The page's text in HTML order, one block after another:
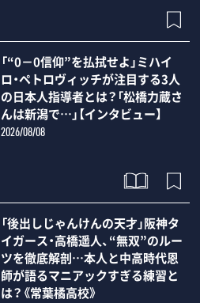
「“0－0信仰”を払拭せよ」ミハイ
ロ・ペトロヴィッチが注目する3人
の日本人指導者とは？「松橋力蔵さ
んは新潟で…」【インタビュー】
2026/08/08
「後出しじゃんけんの天才」阪神タ
イガース・高橋遥人、“無双”のルー
ツを徹底解剖…本人と中高時代恩
師が語るマニアックすぎる練習と
は？《常葉橘高校》